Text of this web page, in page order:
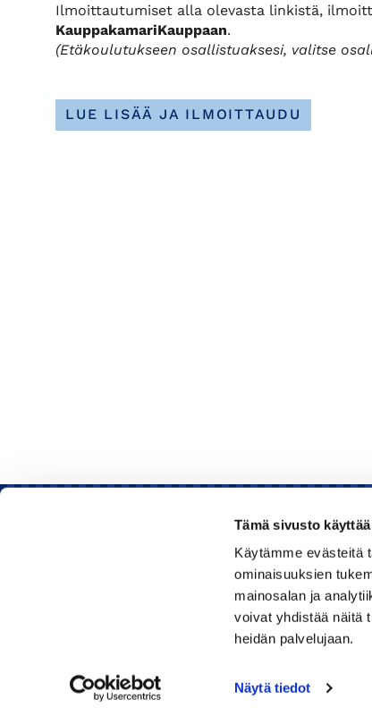
Tämä sivusto
Käytämme evästeitä
ominaisuuksien
mainosalan ja
voivat yhdistää näitä
heidän palvelujaan.
Näytä tiedot
Ilmoittautumiset alla olevasta linkistä,
KauppakamariKauppaan.
(Etäkoulutukseen osallistuaksesi, valitse
LUE LISÄÄ JA ILMOITTAUDU
Rauman kauppakamari
Huom! Vientikaupan asiakirjoihin liittyvät kyselyt
040 1828 268(Heini Yli-Antola)